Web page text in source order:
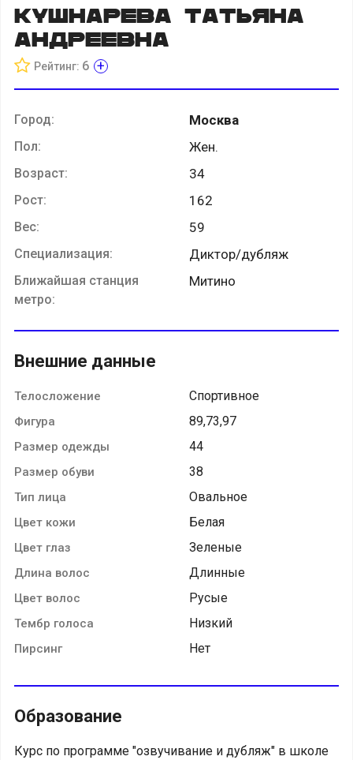
Кушнарева Татьяна
Андреевна
Рейтинг: 6 +
Город: Москва
Пол: Жен.
Возраст: 34
Рост: 162
Вес: 59
Специализация: Диктор/дубляж
Ближайшая станция
метро:
Митино
Внешние данные
Телосложение Спортивное
Фигура 89,73,97
Размер одежды 44
Размер обуви 38
Тип лица Овальное
Цвет кожи Белая
Цвет глаз Зеленые
Длина волос Длинные
Цвет волос Русые
Тембр голоса Низкий
Пирсинг Нет
Образование
Курс по программе "озвучивание и дубляж" в школе